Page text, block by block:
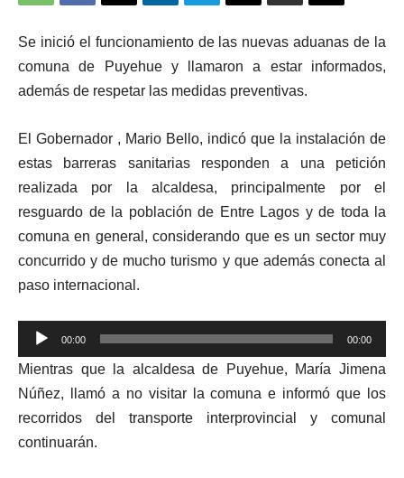
Se inició el funcionamiento de las nuevas aduanas de la
comuna de Puyehue y llamaron a estar informados,
además de respetar las medidas preventivas.
El Gobernador , Mario Bello, indicó que la instalación de
estas barreras sanitarias responden a una petición
realizada por la alcaldesa, principalmente por el
resguardo de la población de Entre Lagos y de toda la
comuna en general, considerando que es un sector muy
concurrido y de mucho turismo y que además conecta al
paso internacional.
Reproductor
de
audio
00:00 00:00
Mientras que la alcaldesa de Puyehue, María Jimena
Núñez, llamó a no visitar la comuna e informó que los
recorridos del transporte interprovincial y comunal
continuarán.